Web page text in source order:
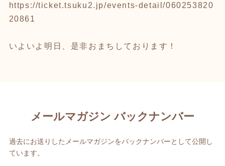
https://ticket.tsuku2.jp/events-detail/060253820
20861
いよいよ明日、是非おまちしております！
メールマガジン バックナンバー
過去にお送りしたメールマガジンをバックナンバーとして公開し
ています。